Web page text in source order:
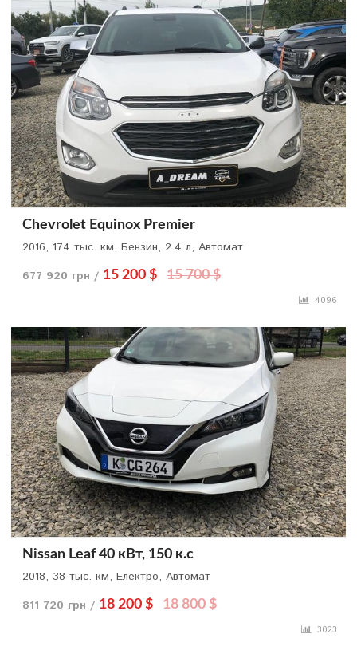
Chevrolet Equinox Premier
2016, 174 тыс. км, Бензин, 2.4 л, Автомат
677 920 грн / 15 200 $ 15 700 $
4096
Nissan Leaf 40 кВт, 150 к.с
2018, 38 тыс. км, Електро, Автомат
811 720 грн / 18 200 $ 18 800 $
3023